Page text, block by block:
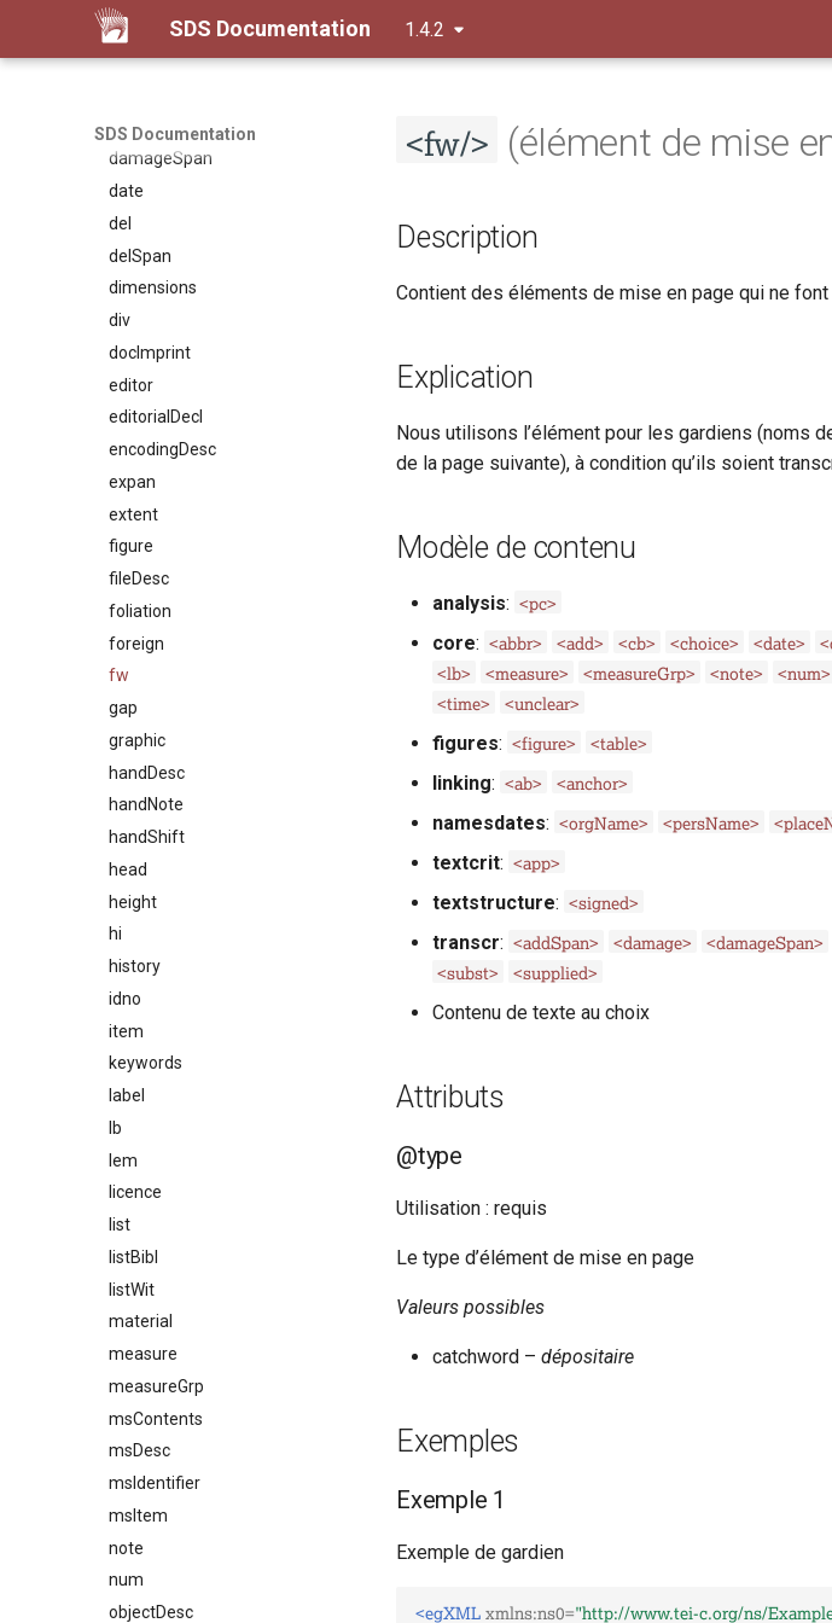
SDS Documentation 1.4.2
SDS Documentation
corr
custEvent
damage
damageSpan
date
del
delSpan
dimensions
div
docImprint
editor
editorialDecl
encodingDesc
expan
extent
figure
fileDesc
foliation
foreign
fw
gap
graphic
handDesc
handNote
handShift
head
height
hi
history
idno
item
keywords
label
lb
lem
licence
list
listBibl
listWit
material
measure
measureGrp
msContents
msDesc
msIdentifier
msItem
note
num
objectDesc
<fw/> (élément de mise
Description
Contient des éléments de mise en page qui ne
Explication
Nous utilisons l’élément pour les gardiens (noms
de la page suivante), à condition qu’ils soient
Modèle de contenu
analysis: <pc>
core: <abbr> <add> <cb> <choice> <date>
<lb>
<measure> <measureGrp> <note> <num>
<time>
<unclear>
figures: <figure>
<table>
linking: <ab>
<anchor>
namesdates: <orgName> <persName>
textcrit: <app>
textstructure: <signed>
transcr: <addSpan> <damage> <damageSpan>
<subst>
<supplied>
Contenu de texte au choix
Attributs
@type
Utilisation : requis
Le type d’élément de mise en page
Valeurs possibles
catchword – dépositaire
Exemples
Exemple 1
Exemple de gardien
<egXML xmlns:ns0="http://www.tei-c.org/ns/